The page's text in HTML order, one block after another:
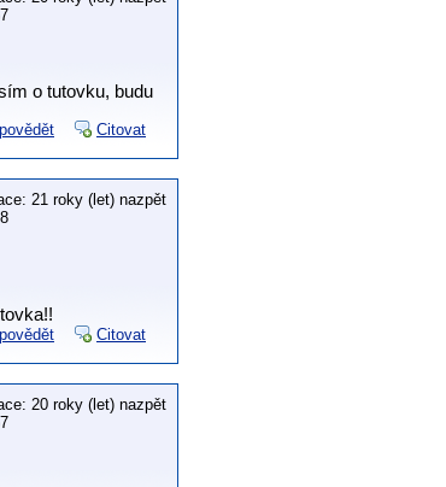
o tutovku, budu
Citovat
21 roky (let) nazpět
Citovat
20 roky (let) nazpět